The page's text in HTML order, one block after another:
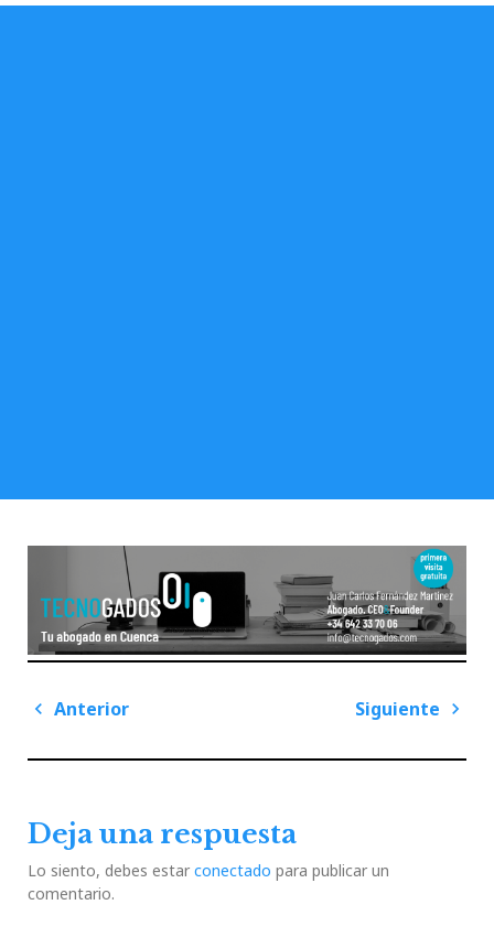
Navegación
entradas
Anterior
Siguiente
Deja una respuesta
Lo siento, debes estar conectado para publicar un
comentario.